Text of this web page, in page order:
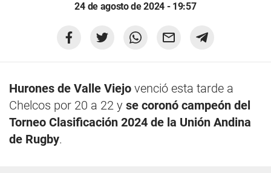
24 de agosto de 2024 - 19:57
Hurones de Valle Viejo venció esta tarde a
Chelcos por 20 a 22 y se coronó campeón del
Torneo Clasificación 2024 de la Unión Andina
de Rugby.